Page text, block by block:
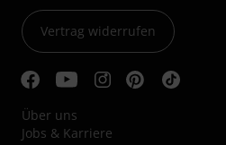
Vertrag widerrufen
Über uns
Jobs & Karriere